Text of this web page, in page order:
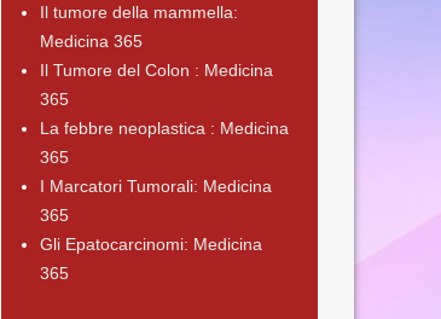
Il tumore della mammella:
Medicina 365
Il Tumore del Colon : Medicina
365
La febbre neoplastica : Medicina
365
I Marcatori Tumorali: Medicina
365
Gli Epatocarcinomi: Medicina
365